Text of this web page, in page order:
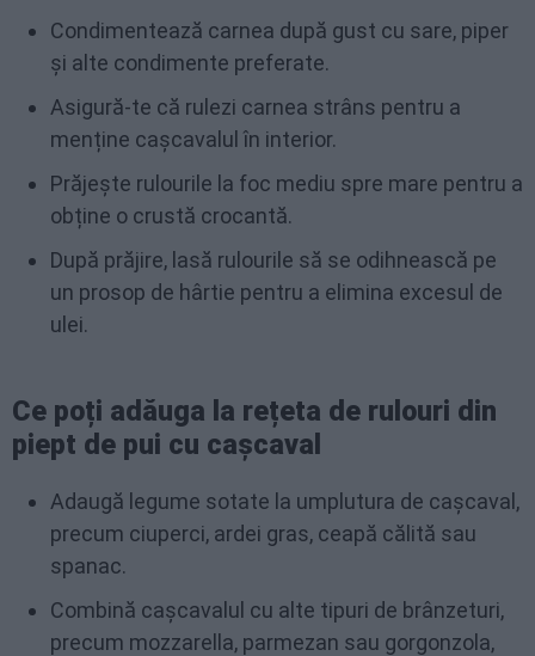
Condimentează carnea după gust cu sare, piper
și alte condimente preferate.
Asigură-te că rulezi carnea strâns pentru a
menține cașcavalul în interior.
Prăjește rulourile la foc mediu spre mare pentru a
obține o crustă crocantă.
După prăjire, lasă rulourile să se odihnească pe
un prosop de hârtie pentru a elimina excesul de
ulei.
Ce poți adăuga la rețeta de rulouri din
piept de pui cu cașcaval
Adaugă legume sotate la umplutura de cașcaval,
precum ciuperci, ardei gras, ceapă călită sau
spanac.
Combină cașcavalul cu alte tipuri de brânzeturi,
precum mozzarella, parmezan sau gorgonzola,